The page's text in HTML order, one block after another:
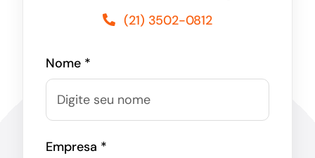
(21) 3502-0812
Nome *
Empresa *